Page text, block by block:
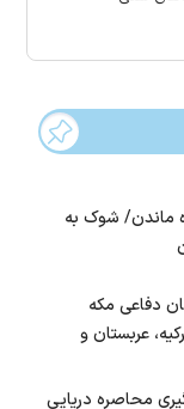
زنده ماندن/ شوک به
دفاعی مکه
عربستان و
محاصره دریایی